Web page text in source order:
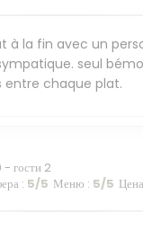
à la fin avec un
seul
entre chaque plat.
гости 2
: 5/5 Меню : 5/5